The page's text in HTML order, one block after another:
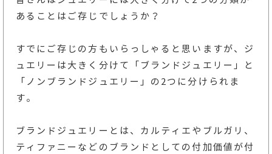
あることはご存じでしょうか？
すでにご存じの方もいらっしゃると思いますが、ジ
ュエリーは大きく分けて「ブランドジュエリー」と
「ノンブランドジュエリー」の2つに分けられま
す。
ブランドジュエリーとは、カルティエやブルガリ、
ティファニーなどのブランドとしての付加価値が付